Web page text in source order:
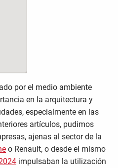
por el medio ambiente
en la arquitectura y
especialmente en las
artículos, pudimos
ajenas al sector de la
o Renault, o desde el mismo
impulsaban la utilización